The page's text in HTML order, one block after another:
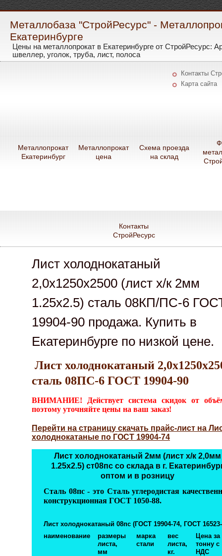
Металлобаза "СтройРесурс" -
Екатеринбурге
Цены на металлопрокат в Екатеринбурге от СтройРесурс:
швеллер, уголок, труба, лист, полоса
Контакты
Карта сайта
Металлопрокат
Екатеринбург
Металлопрокат
цена
Схема проезда
на склад
Контакты
СтройРесурс
Лист холоднокатаный
2,0х1250х2500 (лист х/к 2мм
1.25х2.5) сталь 08КП/ПС-6
19904-90 продажа. Купить в
Екатеринбурге по низкой цене.
Лист холоднокатаный
сталь 08ПС-6 ГОСТ 19904-90
ВНИМАНИЕ! Действует система скидок от
поэтому уточняйте цены на ваш заказ!
Перейти на страницу скачать прайс-лист на
холоднокатаные по ГОСТ 19904-74
Лист холоднокатаный 2мм (лист х/к 2,0мм
1.25х2.5) ст08пс со склада в г.
оптом и в розницу
Сталь 08пс - это Сталь углеродистая
конструкционная ГОСТ 1050-88.
Лист холоднокатаный 08пс (ГОСТ 19904-74, ГОСТ
наименование
размеры
листа,
мм
марка
стали
вес
листа,
кг.
Цена за
тонну с
НДС